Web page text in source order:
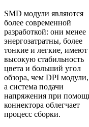
SMD модули являются
более современной
разработкой: они менее
энергозатратны, более
тонкие и легкие, имеют
высокую стабильность
цвета и больший угол
обзора, чем DPI модули,
а система подачи
напряжения при
коннектора облегчает
процесс сборки.